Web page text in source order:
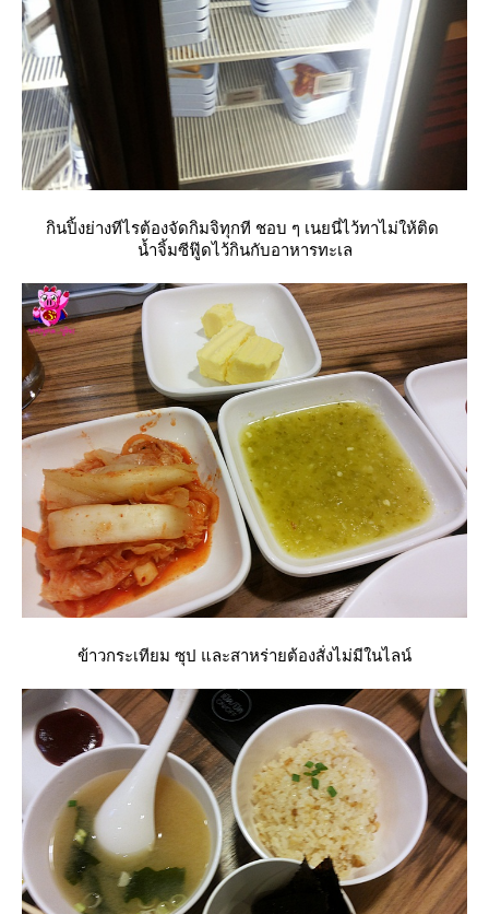
กินปิ้งย่างทีไรต้องจัดกิมจิทุกที ชอบ ๆ เนยนี่ไว้ทาไม่ให้ติด
น้ำจิ้มซีฟู๊ดไว้กินกับอาหารทะเล
ข้าวกระเทียม ซุป และสาหร่ายต้องสั่งไม่มีในไลน์